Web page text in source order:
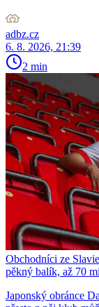
adbz.cz
6. 8. 2026, 21:39
2 min
Obchodníci ze
pěkný balík, až 70
Japonský obránce